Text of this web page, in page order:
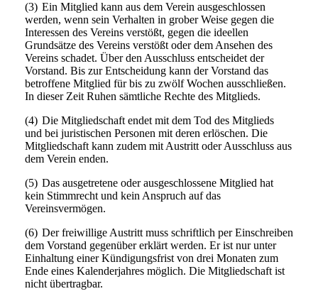
(3) Ein Mitglied kann aus dem Verein ausgeschlossen
werden, wenn sein Verhalten in grober Weise gegen die
Interessen des Vereins verstößt, gegen die ideellen
Grundsätze des Vereins verstößt oder dem Ansehen des
Vereins schadet. Über den Ausschluss entscheidet der
Vorstand. Bis zur Entscheidung kann der Vorstand das
betroffene Mitglied für bis zu zwölf Wochen ausschließen.
In dieser Zeit Ruhen sämtliche Rechte des Mitglieds.
(4) Die Mitgliedschaft endet mit dem Tod des Mitglieds
und bei juristischen Personen mit deren erlöschen. Die
Mitgliedschaft kann zudem mit Austritt oder Ausschluss aus
dem Verein enden.
(5) Das ausgetretene oder ausgeschlossene Mitglied hat
kein Stimmrecht und kein Anspruch auf das
Vereinsvermögen.
(6) Der freiwillige Austritt muss schriftlich per Einschreiben
dem Vorstand gegenüber erklärt werden. Er ist nur unter
Einhaltung einer Kündigungsfrist von drei Monaten zum
Ende eines Kalenderjahres möglich. Die Mitgliedschaft ist
nicht übertragbar.